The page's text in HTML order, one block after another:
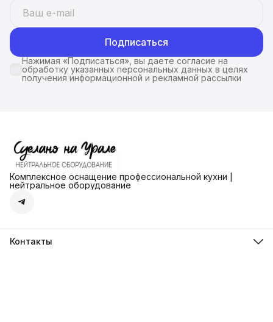
Подписаться
Нажимая «Подписаться», вы даете согласие на
обработку указанных персональных данных в целях
получения информационной и рекламной рассылки
Комплексное оснащение профессиональной кухни |
нейтральное оборудование
Контакты